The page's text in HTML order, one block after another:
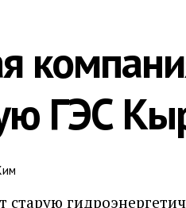
ГЭС
старую